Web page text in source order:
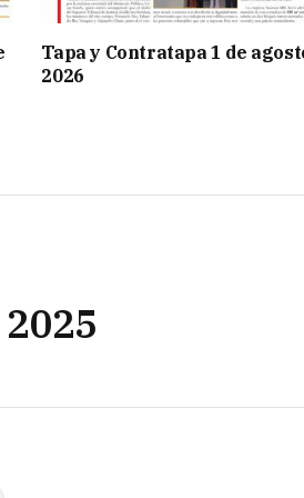
Tapa y Contratapa 1 de
2026